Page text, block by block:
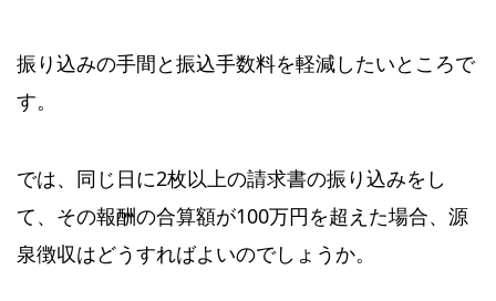
振り込みの手間と振込手数料を軽減したいところで
す。
では、同じ日に2枚以上の請求書の振り込みをし
て、その報酬の合算額が100万円を超えた場合、源
泉徴収はどうすればよいのでしょうか。